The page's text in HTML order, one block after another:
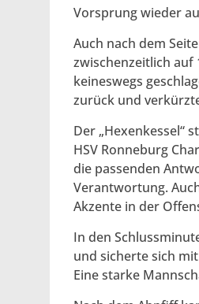
Vorsprung wieder
Auch nach dem
zwischenzeitlich auf
keineswegs
zurück und
Der „Hexenkessel“
HSV Ronneburg
die passenden
Verantwortung.
Akzente in der
In den
und sicherte sich
Eine starke